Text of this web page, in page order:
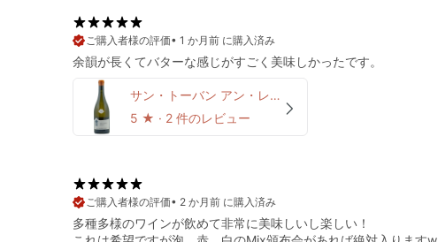
• 1 か月前 に購入済み
余韻が長くてバターな感じがすごく美味しかったです。
サン・トーバン アン・レミリー 2022 ジャン・クロード・バシュレ
5 ★ · 2 件のレビュー
• 2 か月前 に購入済み
多種多様のワインが飲めて非常に美味しいし楽しい！